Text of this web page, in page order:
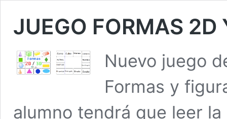
JUEGO FORMAS 2D
Nuevo juego
Formas y
alumno tendrá que leer